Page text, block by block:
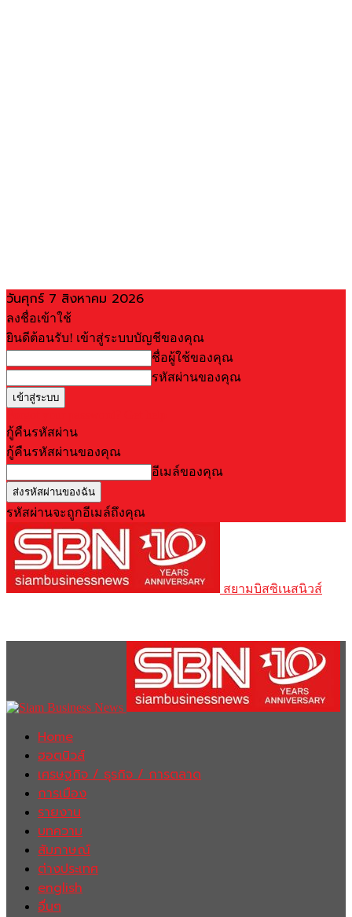
วันศุกร์ 7 สิงหาคม 2026
ลงชื่อเข้าใช้
ยินดีต้อนรับ! เข้าสู่ระบบบัญชีของคุณ
ชื่อผู้ใช้ของคุณ
รหัสผ่านของคุณ
กู้คืนรหัสผ่าน
กู้คืนรหัสผ่านของคุณ
อีเมล์ของคุณ
รหัสผ่านจะถูกอีเมล์ถึงคุณ
สยามบิสซิเนสนิวส์
Home
ฮอตนิวส์
เศรษฐกิจ / ธุรกิจ / การตลาด
การเมือง
รายงาน
บทความ
สัมภาษณ์
ต่างประเทศ
english
อื่นๆ